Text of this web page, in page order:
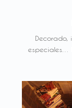
Decorado,
especiales…